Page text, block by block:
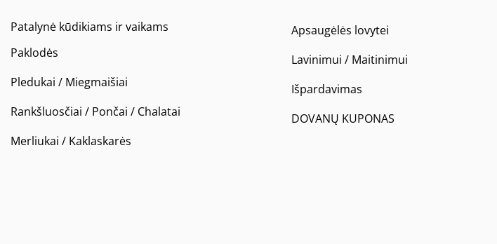
Patalynė kūdikiams ir vaikams
Paklodės
Pledukai / Miegmaišiai
Rankšluosčiai / Pončai / Chalatai
Merliukai / Kaklaskarės
Apsaugėlės lovytei
Lavinimui / Maitinimui
Išpardavimas
DOVANŲ KUPONAS